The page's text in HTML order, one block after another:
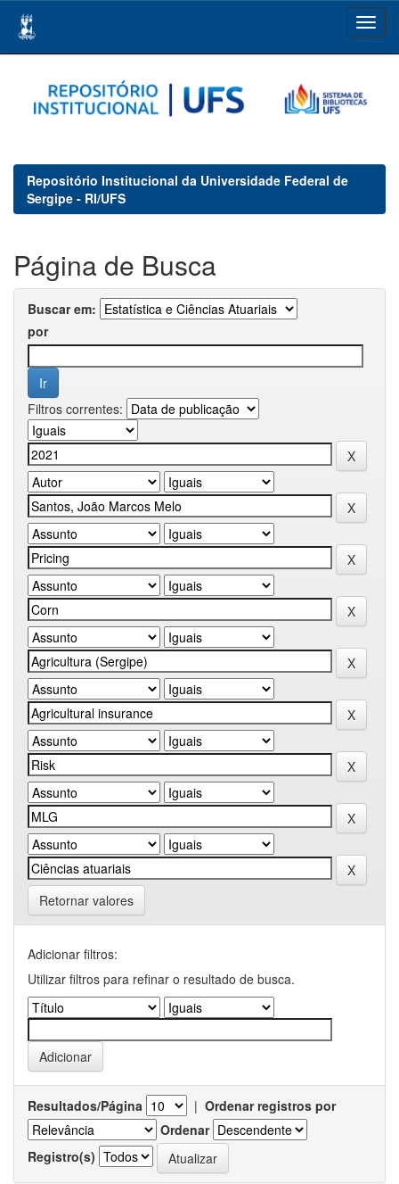
navigation
Repositório Institucional da Universidade Federal de
Sergipe - RI/UFS
Página de Busca
Buscar em:
por
Filtros correntes:
Retornar valores
Adicionar filtros:
Utilizar filtros para refinar o resultado de busca.
Resultados/Página | Ordenar registros por
Ordenar
Registro(s)